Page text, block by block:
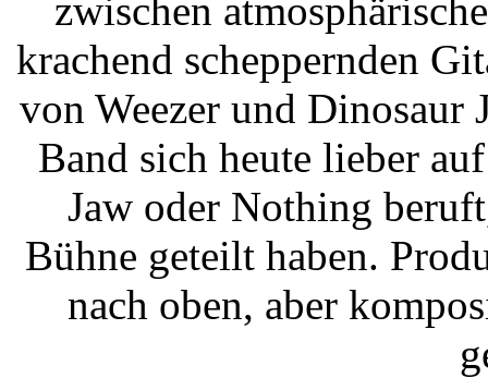
zwischen
krachend scheppernden
von Weezer und Dinosaur
Band sich heute lieber
Jaw oder Nothing
Bühne geteilt haben.
nach oben, aber